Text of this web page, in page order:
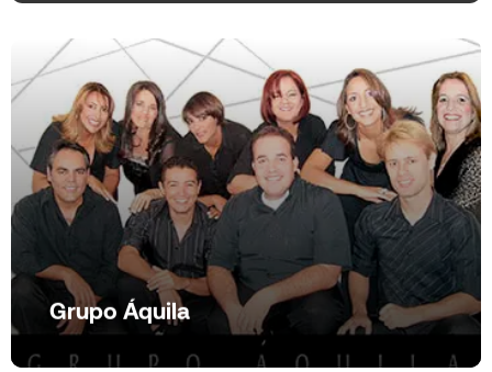
Grupo Áquila
Grupo Áquila
Ver produto